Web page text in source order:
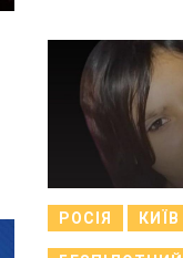
РОСІЯ КИЇВ